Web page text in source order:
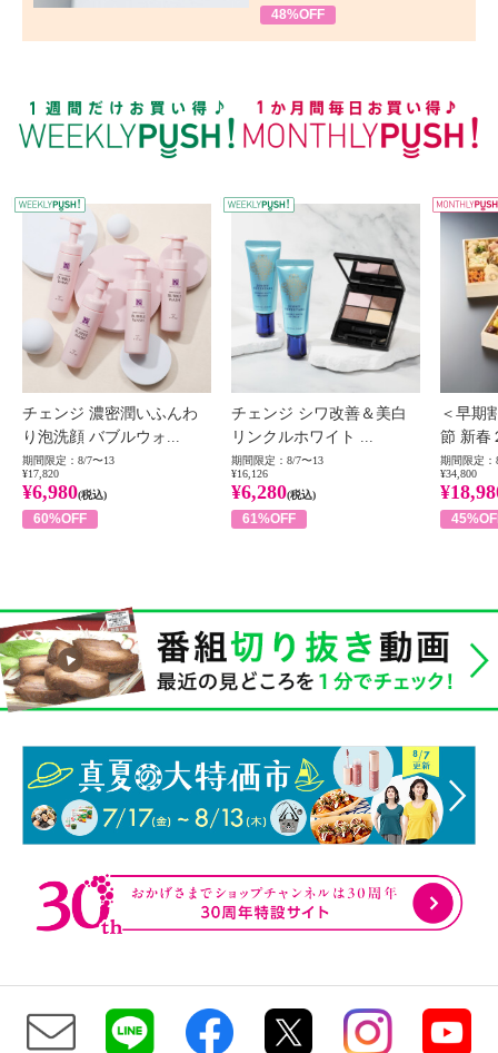
48%OFF
WEEKLY PUSH
チェンジ 濃密潤いふんわ
り泡洗顔 バブルウォ...
期間限定：8/7〜13
¥17,820
¥6,980(税込)
60%OFF
チェンジ シワ改善＆美白
リンクルホワイト ...
期間限定：8/7〜13
¥16,126
¥6,280(税込)
61%OFF
＜早期
節 新春
期間限定：
¥34,800